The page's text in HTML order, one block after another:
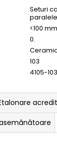
Seturi
paralele
<100 mm
0.
103
4105-103